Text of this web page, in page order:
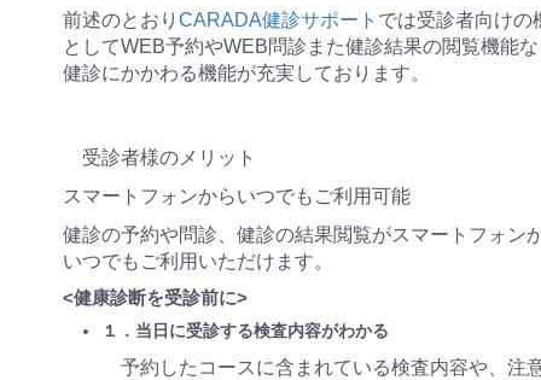
前述のとおり CARADA健診サポート では受診者向けの
としてWEB予約やWEB問診また健診結果の閲覧機能
健診にかかわる機能が充実しております。
受診者様のメリット
スマートフォンからいつでもご利用可能
健診の予約や問診、健診の結果閲覧がスマートフォン
いつでもご利用いただけます。
<健康診断を受診前に>
１．当日に受診する検査内容がわかる
予約したコースに含まれている検査内容や、注